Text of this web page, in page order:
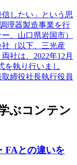
信したい」という思
理器製造事業を行
、山口県岩国市）
（以下、三光産
社は、2022年12月
を執り行いまし
締役社長執行役員
ぶコンテン
FAとの違いを